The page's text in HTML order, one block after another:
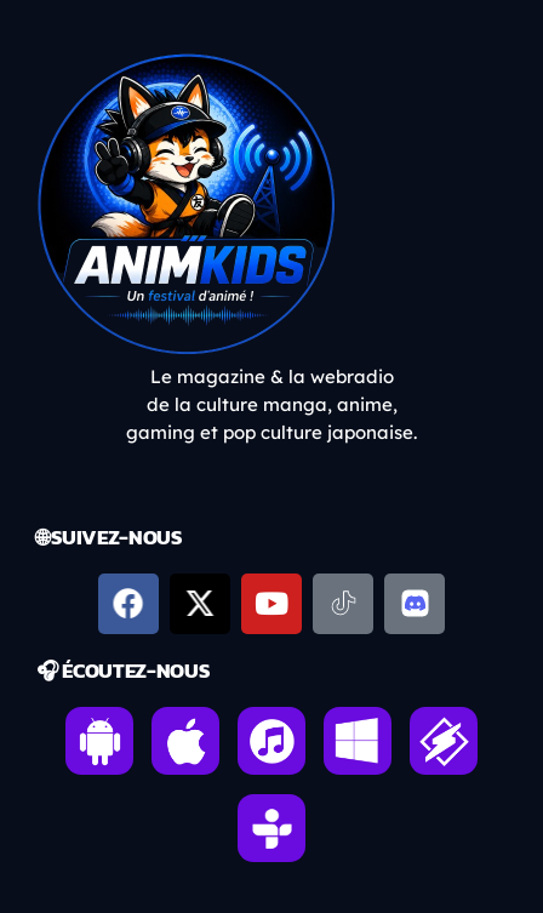
Le magazine & la webradio
de la culture manga, anime,
gaming et pop culture japonaise.
🌐 SUIVEZ-NOUS
🎧 ÉCOUTEZ-NOUS